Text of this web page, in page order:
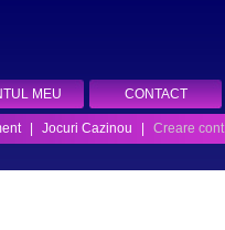
MEU CONTACT
Jocuri Cazinou
Creare cont